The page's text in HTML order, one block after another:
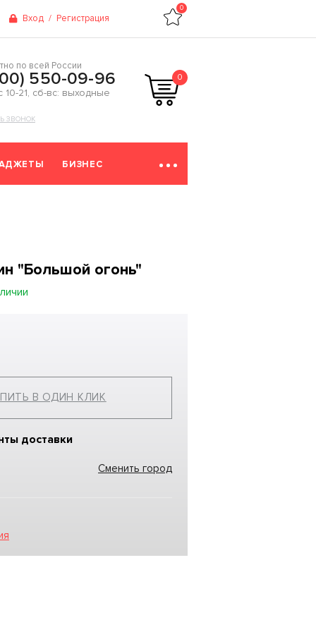
Вход / Регистрация
0
по всей России
550-09-96
10-21, сб-вс: выходные
ЗВОНОК
0
БИЗНЕС
"Большой огонь"
В ОДИН КЛИК
доставки
Сменить город